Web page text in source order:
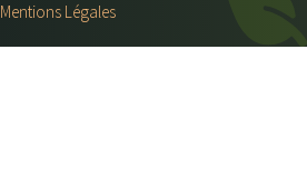
Mentions Légales